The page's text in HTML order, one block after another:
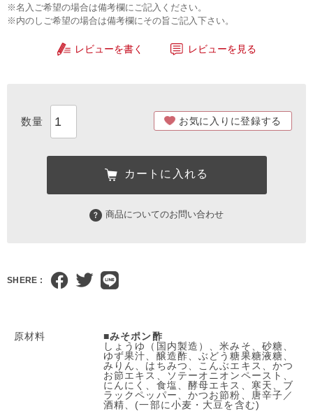
※名入ご希望の場合は備考欄にご記入ください。
※内のしご希望の場合は備考欄にその旨ご記入下さい。
レビューを書く レビューを見る
お気に入りに登録する
カートに入れる
商品についてのお問い合わせ
SHERE :
原材料 ■みそポン酢
しょうゆ（国内製造）、米みそ、砂糖、
ゆず果汁、醸造酢、ぶどう糖果糖液糖、
みりん、はちみつ、こんぶエキス、かつ
お節エキス、ソテーオニオンペースト、
にんにく、食塩、酵母エキス、寒天、ブ
ラックペッパー、かつお節粉、唐辛子／
酒精、(一部に小麦・大豆を含む)